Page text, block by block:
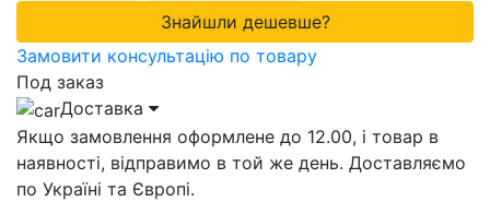
Знайшли дешевше?
Замовити консультацію по товару
Под заказ
Доставка
Якщо замовлення оформлене до 12.00, і товар в
наявності, відправимо в той же день. Доставляємо
по Україні та Європі.